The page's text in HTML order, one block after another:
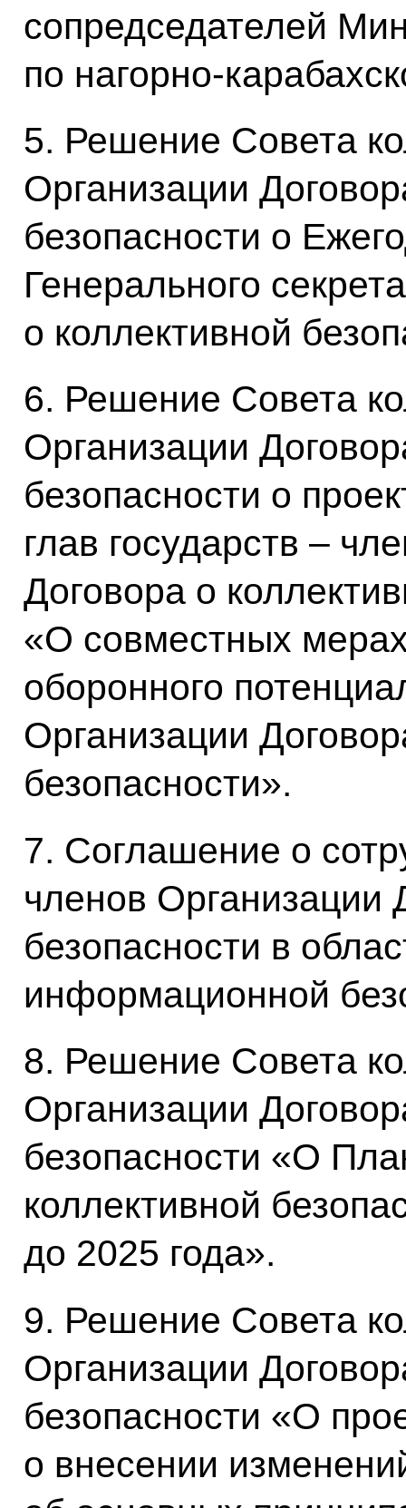
сопредседателей
по нагорно-
5. Решение Совета
Организации
безопасности о
Генерального
о коллективной
6. Решение Совета
Организации
безопасности о
глав государств –
Договора о
«О совместных
оборонного
Организации
безопасности».
7. Соглашение о
членов Организации
безопасности в
информационной
8. Решение Совета
Организации
безопасности «О
коллективной
до 2025 года».
9. Решение Совета
Организации
безопасности «О
о внесении